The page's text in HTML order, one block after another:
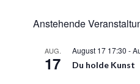
Anstehende
AUG.
17
August 17 17:30 -
Du holde Kunst